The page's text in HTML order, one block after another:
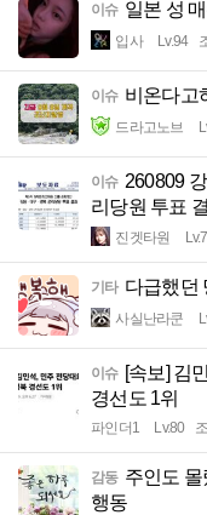
이슈 일본 성
입사 Lv.94
이슈 비온다고
드라고노브
이슈 260809
리당원 투표
진겟타원
기타 다급했던
사실난라쿤
이슈 [속보] 김
경선도 1위
파인더1 Lv.80
감동 주인도
행동